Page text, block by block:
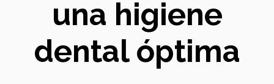
una higiene
dental óptima